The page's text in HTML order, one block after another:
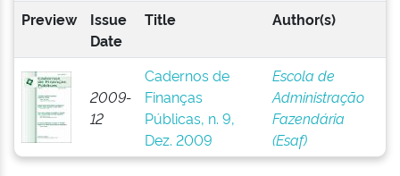
Preview
Issue
Date
Title Author(s)
2009-
12
Cadernos de
Finanças
Públicas, n. 9,
Dez. 2009
Escola de
Administração
Fazendária
(Esaf)